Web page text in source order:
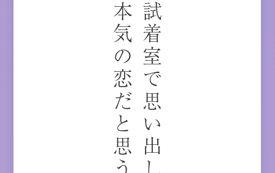
本気の恋だと思う。